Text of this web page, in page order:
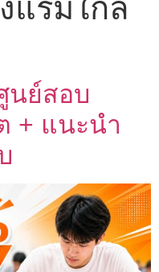
งแรมใกล้
นย์สอบ
+ แนะนำ